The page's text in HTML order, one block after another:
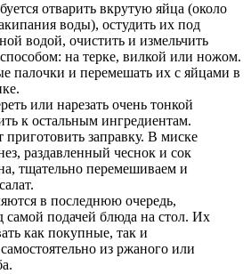
отварить вкрутую яйца (около
воды), остудить их под
водой, очистить и измельчить
на терке, вилкой или ножом.
палочки и перемешать их с яйцами в
или нарезать очень тонкой
к остальным ингредиентам.
приготовить заправку. В миске
раздавленный чеснок и сок
тщательно перемешиваем и
в последнюю очередь,
самой подачей блюда на стол. Их
как покупные, так и
из ржаного или